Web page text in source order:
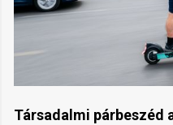
Társadalmi párbeszéd